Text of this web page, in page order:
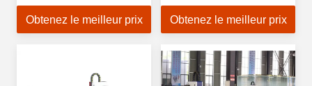
laser de fibre
Obtenez le meilleur prix
par ordinateur opération
facile de grande
Obtenez le meilleur prix